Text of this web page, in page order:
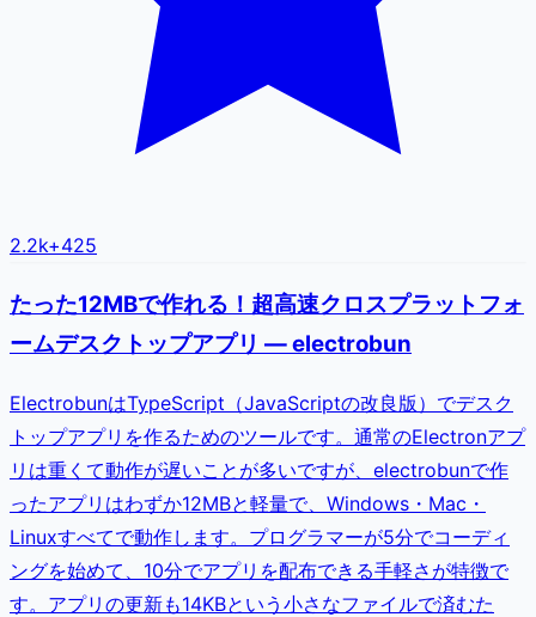
2.2k+425
たった12MBで作れる！超高速クロスプラットフォ
ームデスクトップアプリ — electrobun
ElectrobunはTypeScript（JavaScriptの改良版）でデスク
トップアプリを作るためのツールです。通常のElectronアプ
リは重くて動作が遅いことが多いですが、electrobunで作
ったアプリはわずか12MBと軽量で、Windows・Mac・
Linuxすべてで動作します。プログラマーが5分でコーディ
ングを始めて、10分でアプリを配布できる手軽さが特徴で
す。アプリの更新も14KBという小さなファイルで済むた